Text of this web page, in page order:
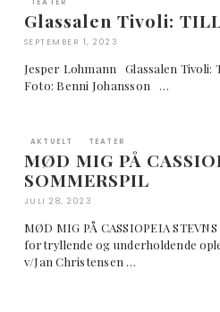
TEATER
Glassalen Tivoli:
SEPTEMBER 1, 2023
Jesper Lohmann Glassalen
Foto: Benni Johansson …
AKTUELT TEATER
MØD MIG PÅ
SOMMERSPIL
JULI 28, 2023
MØD MIG PÅ CASSIOPEIA
fortryllende og underholdende
v/Jan Christensen …